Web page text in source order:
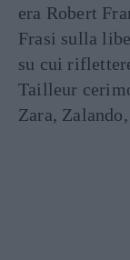
era Robert
Frasi sulla
su cui
Tailleur
Zara,